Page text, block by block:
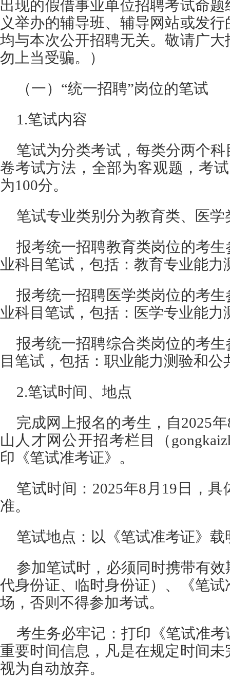
出现的假借事业单位招聘考试命
义举办的辅导班、辅导网站或发
均与本次公开招聘无关。敬请广
勿上当受骗。）
（一）“统一招聘”岗位的笔试
1.笔试内容
笔试为分类考试，每类分两个
卷考试方法，全部为客观题，考
为100分。
笔试专业类别分为教育类、医
报考统一招聘教育类岗位的考
业科目笔试，包括：教育专业能
报考统一招聘医学类岗位的考
业科目笔试，包括：医学专业能
报考统一招聘综合类岗位的考
目笔试，包括：职业能力测验和公
2.笔试时间、地点
完成网上报名的考生，自2025
山人才网公开招考栏目（
印《笔试准考证》。
笔试时间：2025年8月19日，
准。
笔试地点：以《笔试准考证》
参加笔试时，必须同时携带有
代身份证、临时身份证）、《笔
场，否则不得参加考试。
考生务必牢记：打印《笔试准
重要时间信息，凡是在规定时间
视为自动放弃。